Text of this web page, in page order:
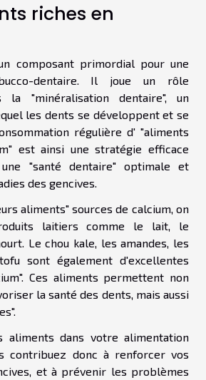
riches en
composant primordial pour une
dentaire. Il joue un rôle
la "minéralisation dentaire", un
les dents se développent et se
régulière d' "aliments
est ainsi une stratégie efficace
"santé dentaire" optimale et
des gencives.
aliments" sources de calcium, on
laitiers comme le lait, le
Le chou kale, les amandes, les
sont également d'excellentes
Ces aliments permettent non
la santé des dents, mais aussi
aliments dans votre alimentation
contribuez donc à renforcer vos
et à prévenir les problèmes